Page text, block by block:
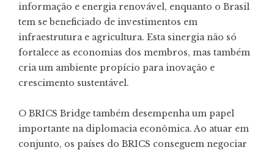
informação e energia renovável, enquanto o Brasil
tem se beneficiado de investimentos em
infraestrutura e agricultura. Esta sinergia não só
fortalece as economias dos membros, mas também
cria um ambiente propício para inovação e
crescimento sustentável.
O BRICS Bridge também desempenha um papel
importante na diplomacia econômica. Ao atuar em
conjunto, os países do BRICS conseguem negociar